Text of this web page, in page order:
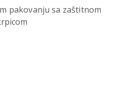
pakovanju sa zaštitnom